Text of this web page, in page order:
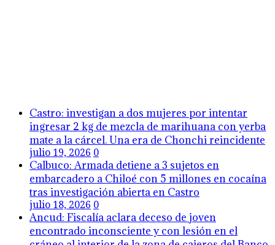
Castro: investigan a dos mujeres por intentar
ingresar 2 kg de mezcla de marihuana con yerba
mate a la cárcel. Una era de Chonchi reincidente
julio 19, 2026 0
Calbuco: Armada detiene a 3 sujetos en
embarcadero a Chiloé con 5 millones en cocaína
tras investigación abierta en Castro
julio 18, 2026 0
Ancud: Fiscalía aclara deceso de joven
encontrado inconsciente y con lesión en el